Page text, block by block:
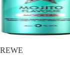
REWE